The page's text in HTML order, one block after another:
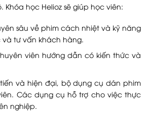
Khóa học Helioz sẽ giúp học viên:
sâu về phim cách nhiệt và kỹ năng
và tư vấn khách hàng.
viên hướng dẫn có kiến thức và
và hiện đại, bộ dụng cụ dán phim
Các dụng cụ hỗ trợ cho việc thực
nghiệp.